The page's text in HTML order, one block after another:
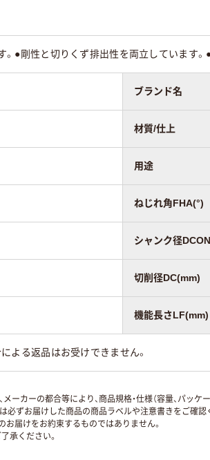
●剛性と切りくず排出性を両立しています。
ブランド名
材質/仕上
用途
ねじれ角FHA(°)
シャンク径
切削径DC(mm)
機能長さLF(mm)
よる返品はお受けできません。
カーの都合等により、商品規格・仕様（容量、パッケ
ずお届けした商品の商品ラベルや注意書きをご確
お届けをお約束するものではありません。
承ください。